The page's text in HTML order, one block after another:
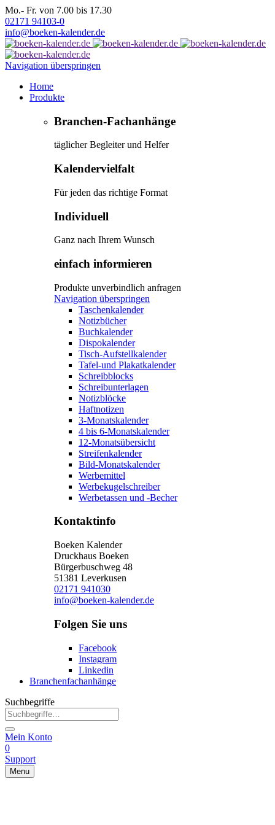
Mo.- Fr. von 7.00 bis 17.30
02171 94103-0
info@boeken-kalender.de
Navigation überspringen
Home
Produkte
Branchen-Fachanhänge
täglicher Begleiter und Helfer
Kalendervielfalt
Für jeden das richtige Format
Individuell
Ganz nach Ihrem Wunsch
einfach informieren
Produkte unverbindlich anfragen
Navigation überspringen
Taschenkalender
Notizbücher
Buchkalender
Dispokalender
Tisch-Aufstellkalender
Tafel-und Plakatkalender
Schreibblocks
Schreibunterlagen
Notizblöcke
Haftnotizen
3-Monatskalender
4 bis 6-Monatskalender
12-Monatsübersicht
Streifenkalender
Bild-Monatskalender
Werbemittel
Werbekugelschreiber
Werbetassen und -Becher
Kontaktinfo
Boeken Kalender
Druckhaus Boeken
Bürgerbuschweg 48
51381 Leverkusen
02171 941030
info@boeken-kalender.de
Folgen Sie uns
Facebook
Instagram
Linkedin
Branchenfachanhänge
Suchbegriffe
Mein Konto
0
Support
Menu